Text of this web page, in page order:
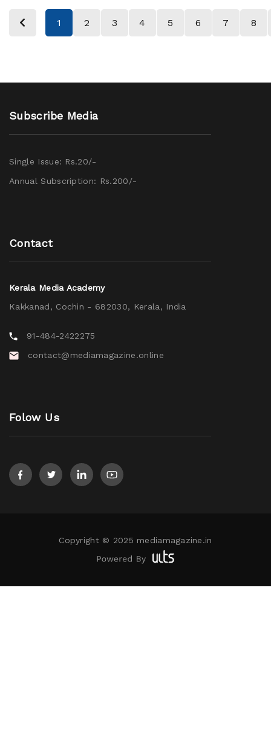
1 2 3 4 5 6 7 8
Subscribe Media
Single Issue: Rs.20/-
Annual Subscription: Rs.200/-
Contact
Kerala Media Academy
Kakkanad, Cochin - 682030, Kerala, India
91-484-2422275
contact@mediamagazine.online
Folow Us
Copyright © 2025 mediamagazine.in